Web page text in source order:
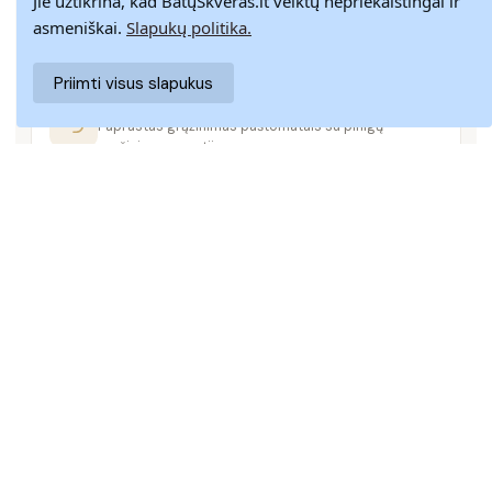
Pristatome visoje Lietuvoje per 3–9 d. d.
14 DIENŲ GRĄŽINIMAS
Paprastas grąžinimas paštomatais su pinigų
grąžinimo garantija
asmeniškai. Slapukų politika.
Priimti visus slapukus